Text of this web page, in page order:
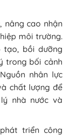
nâng cao nhận
môi trường.
tạo, bồi dưỡng
trong bối cảnh
nhân lực
chất lượng để
nhà nước và
triển công